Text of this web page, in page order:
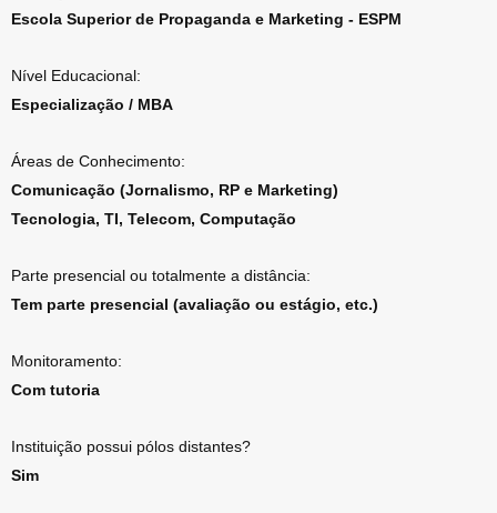
Escola Superior de Propaganda e Marketing - ESPM
Nível Educacional:
Especialização / MBA
Áreas de Conhecimento:
Comunicação (Jornalismo, RP e Marketing)
Tecnologia, TI, Telecom, Computação
Parte presencial ou totalmente a distância:
Tem parte presencial (avaliação ou estágio, etc.)
Monitoramento:
Com tutoria
Instituição possui pólos distantes?
Sim